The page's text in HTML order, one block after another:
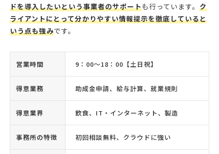
ドを導入したいという事業者のサポートも行っています。 ク
ライアントにとって分かりやすい情報提示を徹底していると
いう点も強みです。
営業時間 9：00〜18：00【土日祝】
得意業務 助成金申請、給与計算、就業規則
得意業界 飲食、IT・インターネット、製造
事務所の特徴 初回相談無料、クラウドに強い